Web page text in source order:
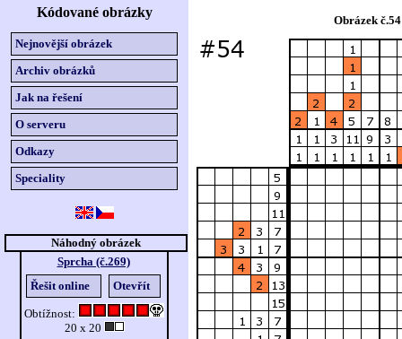
Kódované obrázky
Nejnovější obrázek
Archiv obrázků
Jak na řešení
O serveru
Odkazy
Speciality
Náhodný obrázek
Sprcha (č.269)
Řešit online
Otevřít
Obtížnost:
20 x 20
Obrázek č.54